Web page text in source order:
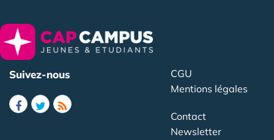
Suivez-nous
CGU
Mentions légales
Contact
Newsletter